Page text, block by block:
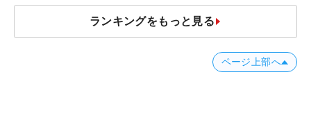
ランキングをもっと見る
ページ上部へ